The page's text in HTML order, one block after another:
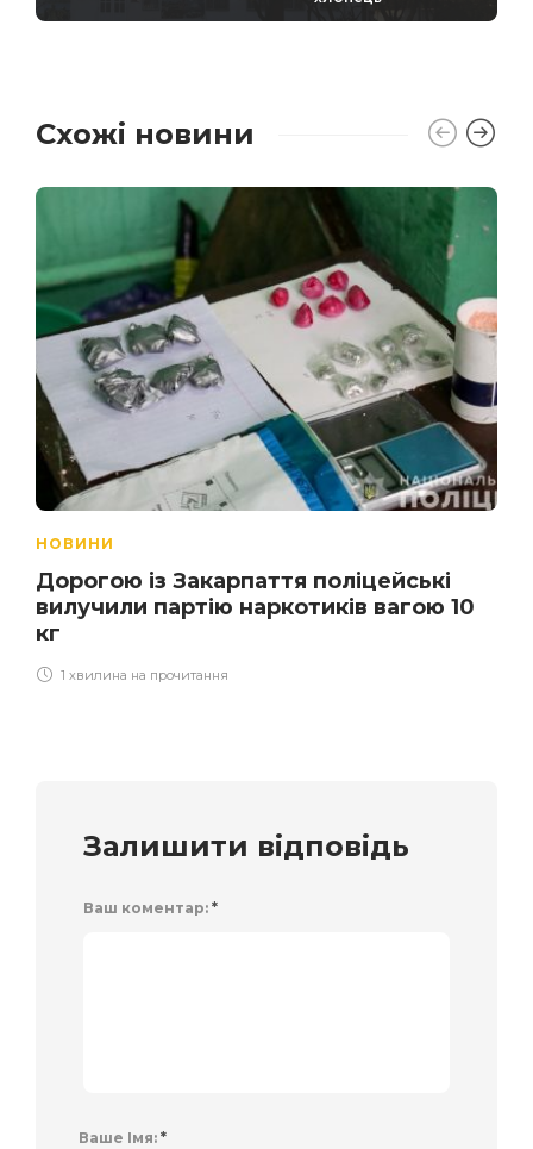
Схожі новини
НОВИНИ
Дорогою із Закарпаття поліцейські
вилучили партію наркотиків вагою 10
кг
1 хвилина на прочитання
Залишити відповідь
Ваш коментар: *
Ваше Імя: *